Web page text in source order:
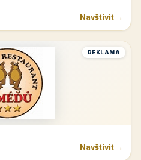
Navštívit →
REKLAMA
Navštívit →